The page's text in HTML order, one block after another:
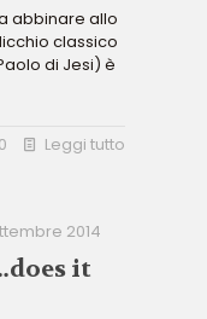
abbinare allo
classico
di Jesi) è
0 Leggi tutto
2014
it